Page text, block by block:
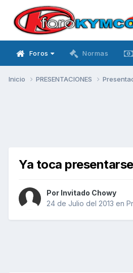
Foros Normas
Inicio PRESENTACIONES
Ya toca presentarse
Por Invitado Chowy
24 de Julio del 2013 en